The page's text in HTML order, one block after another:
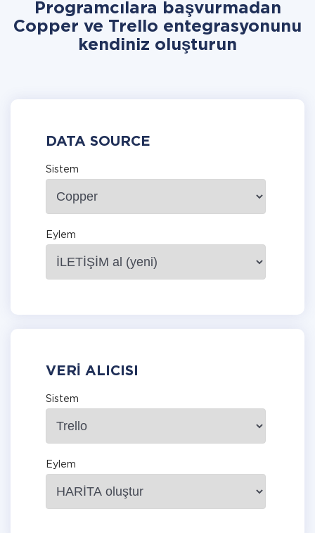
Programcılara başvurmadan
Copper ve Trello entegrasyonunu
kendiniz oluşturun
DATA SOURCE
Sistem
Eylem
VERI ALICISI
Sistem
Eylem